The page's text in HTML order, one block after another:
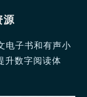
源
电子书和有声小
升数字阅读体